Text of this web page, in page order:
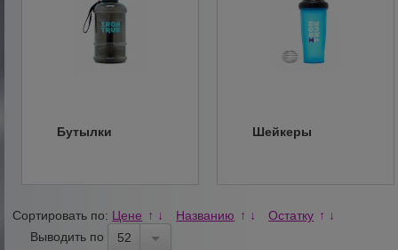
Бутылки Шейкеры
Сортировать по: Цене ↑ ↓ Названию ↑ ↓ Остатку ↑ ↓
Выводить по 52